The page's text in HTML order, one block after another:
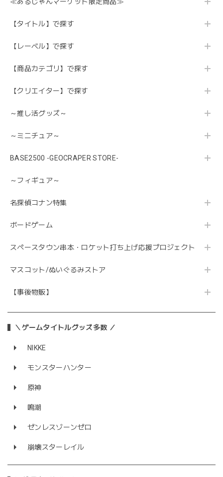
【タイトル】で探す
【レーベル】で探す
【商品カテゴリ】で探す
【クリエイター】で探す
～推し活グッズ～
～ミニチュア～
BASE2500 -GEOCRAPER STORE-
～フィギュア～
名探偵コナン特集
ボードゲーム
スペースタウン串本・ロケット打ち上げ応援プロジェクト
マスコット/ぬいぐるみストア
【事後物販】
＼ゲームタイトルグッズ多数 ／
NIKKE
モンスターハンター
原神
鳴潮
ゼンレスゾーンゼロ
崩壊スターレイル